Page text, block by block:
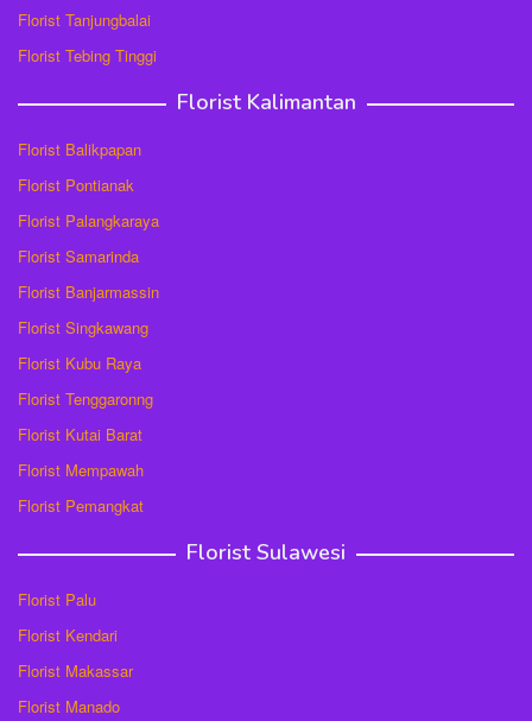
Florist Tanjungbalai
Florist Tebing Tinggi
Florist Kalimantan
Florist Balikpapan
Florist Pontianak
Florist Palangkaraya
Florist Samarinda
Florist Banjarmassin
Florist Singkawang
Florist Kubu Raya
Florist Tenggaronng
Florist Kutai Barat
Florist Mempawah
Florist Pemangkat
Florist Sulawesi
Florist Palu
Florist Kendari
Florist Makassar
Florist Manado